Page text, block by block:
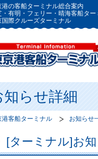
港の客船ターミナル総合案内
・有明・フェリー・晴海客船ター
国際クルーズターミナル
知らせ詳細
港客船ターミナル お知らせ
[ターミナル]お